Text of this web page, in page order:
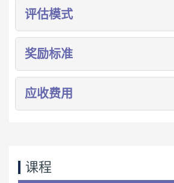
以上或同等英语语言资格；否则需参加
试。
维多利亚世界学院剑桥国际IGCSE课程
念，确保每位学生获得全方位的知识指导
• 优化师生配比（1:25）
• 多元教学形式：课堂讲授、小组辅导
• 全日制授课
评估模式
内部评估
考试将在其网站上公布考试时间表。
奖励标准
当学生满足以下要求时，学校将颁发结
应收费用
一次性申请费不予退还。
课程